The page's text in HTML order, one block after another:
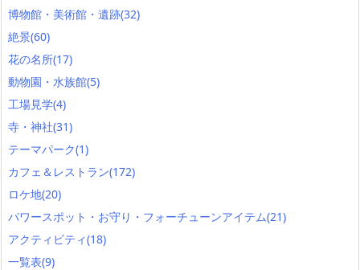
博物館・美術館・遺跡(32)
絶景(60)
花の名所(17)
動物園・水族館(5)
工場見学(4)
寺・神社(31)
テーマパーク(1)
カフェ＆レストラン(172)
ロケ地(20)
パワースポット・お守り・フォーチューンアイテム(21)
アクティビティ(18)
一覧表(9)